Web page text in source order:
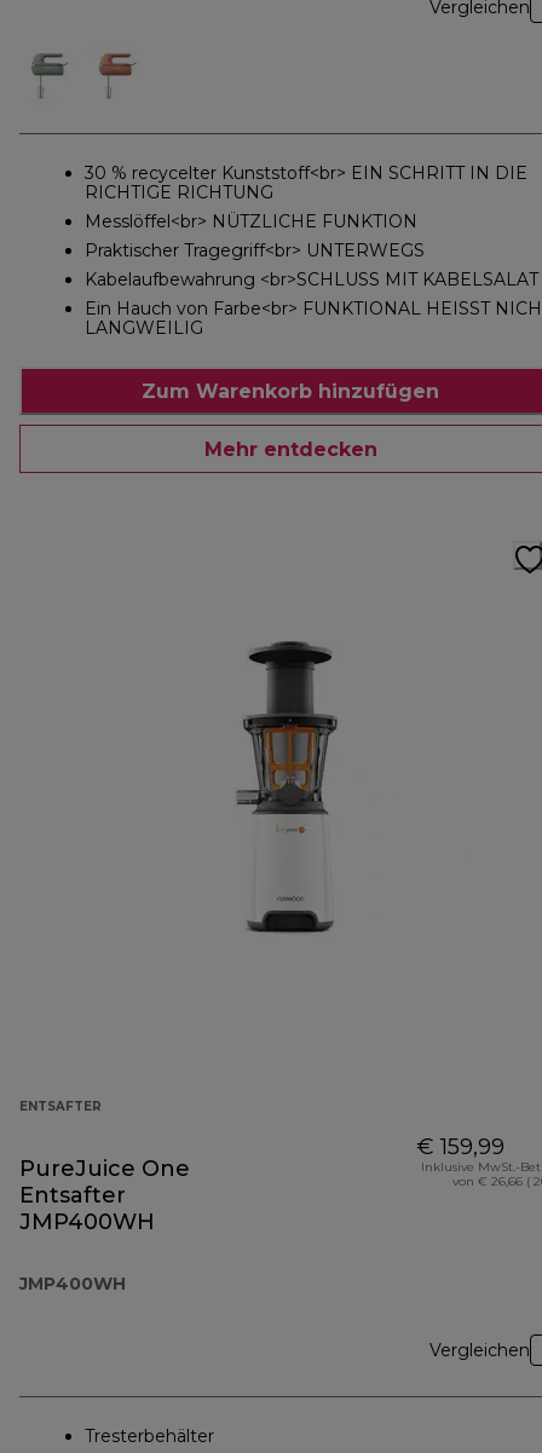
Vergleichen
30 % recycelter Kunststoff<br> EIN SCHRITT IN DIE
RICHTIGE RICHTUNG
Messlöffel<br> NÜTZLICHE FUNKTION
Praktischer Tragegriff<br> UNTERWEGS
Kabelaufbewahrung <br>SCHLUSS MIT KABELSALAT
Ein Hauch von Farbe<br> FUNKTIONAL HEISST
LANGWEILIG
Zum Warenkorb hinzufügen
Mehr entdecken
ENTSAFTER
PureJuice One
Entsafter
JMP400WH
JMP400WH
€ 159,99
Inklusive MwSt.-
von € 26,66 (
Vergleichen
Tresterbehälter